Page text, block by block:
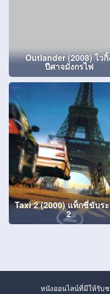
Outlander (2008) ไวกิ้
ปีศาจมังกรไฟ
Taxi 2 (2000) แท็กซี่ขับร
2
หนังออนไลน์ที่มีให้รับ